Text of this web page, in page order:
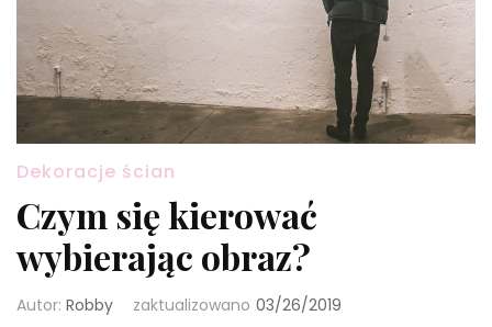
Dekoracje ścian
Czym się kierować
wybierając obraz?
Autor: Robby zaktualizowano 03/26/2019